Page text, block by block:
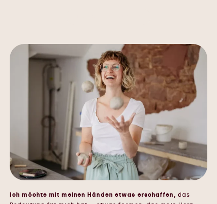
Ich möchte mit meinen Händen etwas erschaffen,
das